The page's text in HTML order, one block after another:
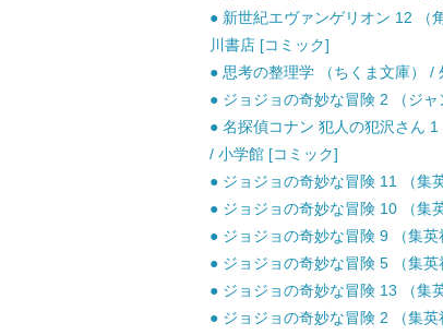
● 新世紀エヴァンゲリオン 12 （
川書店 [コミック]
● 思考の整理学 （ちくま文庫） /
● ジョジョの奇妙な冒険 2 （ジ
● 名探偵コナン 犯人の犯沢さん
/ 小学館 [コミック]
● ジョジョの奇妙な冒険 11 （集
● ジョジョの奇妙な冒険 10 （集
● ジョジョの奇妙な冒険 9 （集
● ジョジョの奇妙な冒険 5 （集
● ジョジョの奇妙な冒険 13 （集
● ジョジョの奇妙な冒険 2 （集